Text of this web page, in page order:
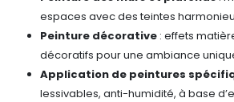
espaces avec des teintes
Peinture décorative: effets
décoratifs pour une ambiance
Application de peintures
lessivables, anti-humidité, à base